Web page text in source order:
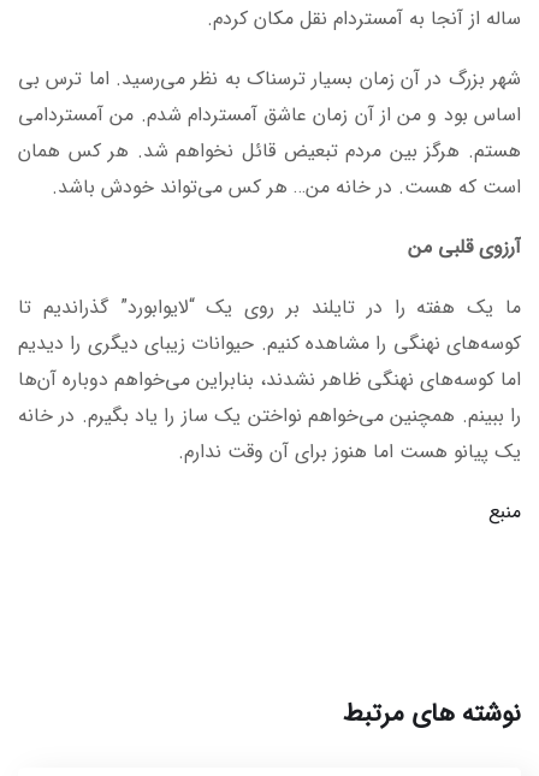
ساله از آنجا به آمستردام نقل مکان کردم.
شهر بزرگ در آن زمان بسیار ترسناک به نظر می‌رسید. اما ترس بی
اساس بود و من از آن زمان عاشق آمستردام شدم. من آمستردامی
هستم. هرگز بین مردم تبعیض قائل نخواهم شد. هر کس همان
است که هست. در خانه من… هر کس می‌تواند خودش باشد.
آرزوی قلبی من
ما یک هفته را در تایلند بر روی یک “لایوابورد” گذراندیم تا
کوسه‌های نهنگی را مشاهده کنیم. حیوانات زیبای دیگری را دیدیم
اما کوسه‌های نهنگی ظاهر نشدند، بنابراین می‌خواهم دوباره آن‌ها
را ببینم. همچنین می‌خواهم نواختن یک ساز را یاد بگیرم. در خانه
یک پیانو هست اما هنوز برای آن وقت ندارم.
منبع
نوشته های مرتبط